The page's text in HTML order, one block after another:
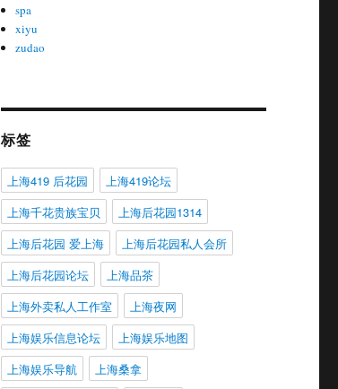
spa
xiyu
zudao
标签
上海419 后花园
上海419论坛
上海千花贵族宝贝
上海后花园1314
上海后花园 爱上海
上海后花园私人会所
上海后花园论坛
上海品茶
上海外卖私人工作室
上海夜网
上海娱乐信息论坛
上海娱乐地图
上海娱乐导航
上海桑拿